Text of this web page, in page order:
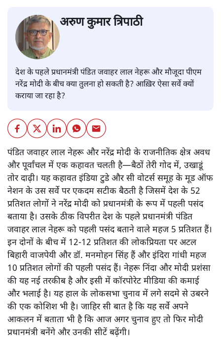
अरुण कुमार त्रिपाठी
देश के पहले प्रधानमंत्री पंडित जवाहर लाल नेहरू और मौजूदा पीएम
नरेंद्र मोदी के बीच क्या तुलना हो सकती है? आख़िर ऐसा सर्वे क्यों
कराया जा रहा है?
पंडित जवाहर लाल नेहरू और नरेंद्र मोदी के राजनीतिक क्षेत्र अवध
और पूर्वांचल में एक कहावत चलती है—बैठों तेरी गोद में, उखाडूं
तोर दाढ़ी। यह कहावत इंडिया टुडे और सी वोटर्स समूह के मूड ऑफ
नेशन के उस सर्वे पर एकदम सटीक बैठती है जिसमें देश के 52
प्रतिशत लोगों ने नरेंद्र मोदी को प्रधानमंत्री के रूप में पहली पसंद
बताया है। उसके ठीक विपरीत देश के पहले प्रधानमंत्री पंडित
जवाहर लाल नेहरू को पहली पसंद बताने वाले महज 5 प्रतिशत हैं।
इन दोनों के बीच में 12-12 प्रतिशत की लोकप्रियता पर अटल
बिहारी वाजपेयी और डॉ. मनमोहन सिंह हैं और इंदिरा गांधी महज
10 प्रतिशत लोगों की पहली पसंद हैं। नेहरू निंदा और मोदी प्रशंसा
की यह नई तरकीब है और इसी में कॉरपोरेट मीडिया की कमाई
और भलाई है। यह हाल के लोकसभा चुनाव में लगे सदमे से उबरने
की एक कोशिश भी है। जाहिर सी बात है कि यह सर्वे अपने
आकलन में बताता भी है कि आज अगर चुनाव हुए तो फिर मोदी
प्रधानमंत्री बनेंगे और उनकी सीटें बढ़ेंगी।